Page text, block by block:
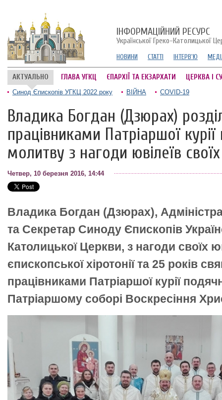
ІНФОРМАЦІЙНИЙ РЕСУРС
Української Греко-Католицької
НОВИНИ СТАТТІ ІНТЕРВ'Ю
АКТУАЛЬНО ГЛАВА УГКЦ ЄПАРХІЇ ТА ЕКЗАРХАТИ ЦЕРКВА І
Синод Єпископів УГКЦ 2022 року ВІЙНА COVID-19
Владика Богдан (Дзюрах)
працівниками Патріаршої
молитву з нагоди ювілеїв
Четвер, 10 березня 2016, 14:44
Владика Богдан (Дзюрах),
та Секретар Синоду Єпископів
Католицької Церкви, з нагоди своїх
єпископської хіротонії та 25 років
працівниками Патріаршої курії
Патріаршому соборі Воскресіння